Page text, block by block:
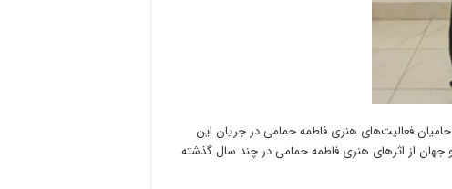
فعالیت‌های هنری فاطمه حمامی در جریان این
جهان از اثرهای هنری فاطمه حمامی در چند سال گذشته